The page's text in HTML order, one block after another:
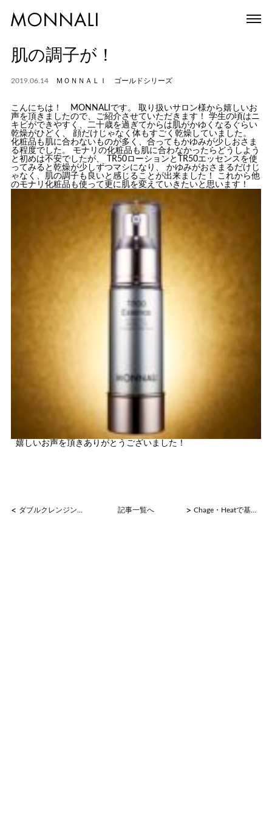
肌の調子が！
2019.06.14 ＭＯＮＮＡＬＩ ゴールドシリーズ
こんにちは！ MONNALIです。 取り扱いサロン様から嬉しいお
声を頂きましたので、ご紹介させていただきます！ 学生の頃はニ
キビができやすく、二十歳を過ぎてからは肌がかゆくなるぐらい
乾燥がひどく、 顔だけじゃなく体もすごく乾燥していました。
化粧品も肌に合わないものが多く、合ってもかゆみが少しおさま
る程度でした。 モナリの化粧品も肌に合わなかったらどうしよう
と初めは不安でしたが、 TR50ローションとTR50エッセンスを使
ってみると乾燥が少しずつマシになり、 かゆみがおさまるだけじ
ゃなく、肌の調子も良いと感じることが出来ました！ これから他
のモナリ化粧品も使って更に肌を変えていきたいと思います！
嬉しいお声を頂きありがとうございました！
< ダブルクレンジングのすごさ 記事一覧へ > Chage・Heatで基礎体温アップ★燃えやすい身体づくり